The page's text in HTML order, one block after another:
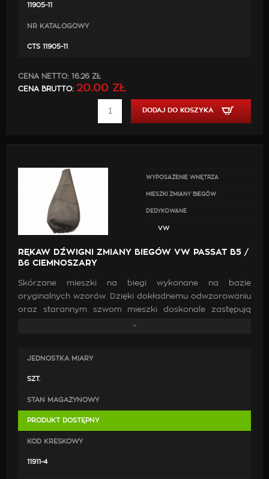
11905-11
NR KATALOGOWY
CTS 11905-11
CENA NETTO: 16.26 ZŁ
CENA BRUTTO: 20.00 ZŁ
DODAJ DO KOSZYKA
WYPOSAŻENIE WNĘTRZA
MIESZKI ZMIANY BIEGÓW
DEDYKOWANE
VW
RĘKAW DŹWIGNI ZMIANY BIEGÓW VW PASSAT B5 /
B6 CIEMNOSZARY
Skórzane mieszki na biegi wykonane na bazie
oryginalnych wzorów. Dzięki dokładnemu odwzorowaniu
oraz starannym szwom mieszki doskonale zastępują
oryginalne. Wykonanie ich z wysokiej jakości skóry oraz
się do poprawy estetyki wewnątrz samochodu.
JEDNOSTKA MIARY
SZT.
STAN MAGAZYNOWY
PRODUKT DOSTĘPNY
KOD KRESKOWY
11911-4